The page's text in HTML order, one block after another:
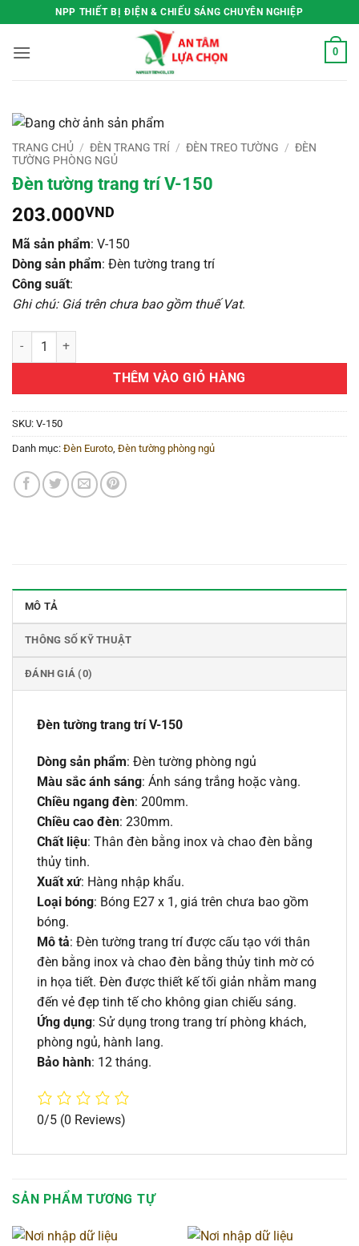
qua
nội
NPP THIẾT BỊ ĐIỆN & CHIẾU SÁNG CHUYÊN NGHIỆP
0
TRANG CHỦ / ĐÈN TRANG TRÍ / ĐÈN TREO TƯỜNG / ĐÈN
TƯỜNG PHÒNG NGỦ
Đèn tường trang trí V-150
203.000VND
Mã sản phẩm: V-150
Dòng sản phẩm: Đèn tường trang trí
Công suất:
Ghi chú: Giá trên chưa bao gồm thuế Vat.
Đèn tường trang trí V-150 số lượng
THÊM VÀO GIỎ HÀNG
SKU: V-150
Danh mục: Đèn Euroto Đèn tường phòng ngủ
MÔ TẢ
THÔNG SỐ KỸ THUẬT
ĐÁNH GIÁ (0)
Đèn tường trang trí V-150
Dòng sản phẩm: Đèn tường phòng ngủ
Màu sắc ánh sáng: Ánh sáng trắng hoặc vàng.
Chiều ngang đèn: 200mm.
Chiều cao đèn: 230mm.
Chất liệu: Thân đèn bằng inox và chao đèn bằng
thủy tinh.
Xuất xứ: Hàng nhập khẩu.
Loại bóng: Bóng E27 x 1, giá trên chưa bao gồm
bóng.
Mô tả: Đèn tường trang trí được cấu tạo với thân
đèn bằng inox và chao đèn bằng thủy tinh mờ có
in họa tiết. Đèn được thiết kế tối giản nhằm mang
đến vẻ đẹp tinh tế cho không gian chiếu sáng.
Ứng dụng: Sử dụng trong trang trí phòng khách,
phòng ngủ, hành lang.
Bảo hành: 12 tháng.
0/5 (0 Reviews)
SẢN PHẨM TƯƠNG TỰ